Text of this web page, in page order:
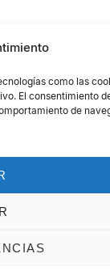
como las
El consentimiento
de